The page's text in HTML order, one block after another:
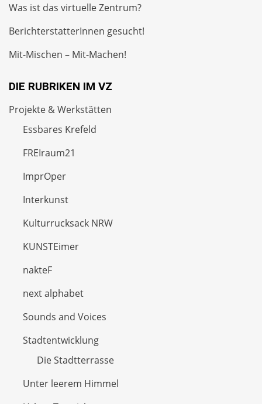
Was ist das virtuelle Zentrum?
BerichterstatterInnen gesucht!
Mit-Mischen – Mit-Machen!
DIE RUBRIKEN IM VZ
Projekte & Werkstätten
Essbares Krefeld
FREIraum21
ImprOper
Interkunst
Kulturrucksack NRW
KUNSTEimer
nakteF
next alphabet
Sounds and Voices
Stadtentwicklung
Die Stadtterrasse
Unter leerem Himmel